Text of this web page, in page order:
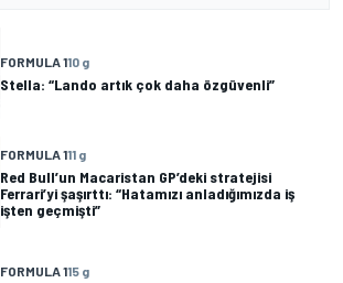
FORMULA 110 g
Stella: “Lando artık çok daha özgüvenli”
FORMULA 111 g
Red Bull’un Macaristan GP’deki stratejisi
Ferrari’yi şaşırttı: “Hatamızı anladığımızda iş
işten geçmişti”
FORMULA 115 g